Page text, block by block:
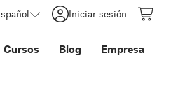
Iniciar sesión
Cursos Blog Empresa